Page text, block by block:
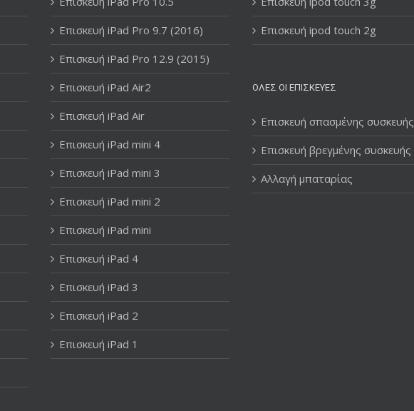
Επισκευή iPad Pro 9.7 (2016)
Επισκευή iPad Pro 12.9 (2015)
Επισκευή iPad Air2
Επισκευή iPad Air
Επισκευή iPad mini 4
Επισκευή iPad mini 3
Επισκευή iPad mini 2
Επισκευή iPad mini
Επισκευή iPad 4
Επισκευή iPad 3
Επισκευή iPad 2
Επισκευή iPad 1
Επισκευή ipod touch 2g
ΌΛΕΣ ΟΙ ΕΠΙΣΚΕΥΈΣ
Επισκευή σπασμένης συσκευής
Επισκευή βρεγμένης συσκευής
Αλλαγή μπαταρίας